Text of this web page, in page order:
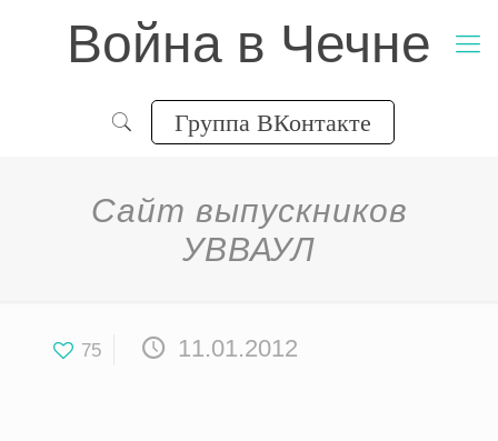
Война в Чечне
Группа ВКонтакте
Сайт выпускников
УВВАУЛ
75 11.01.2012